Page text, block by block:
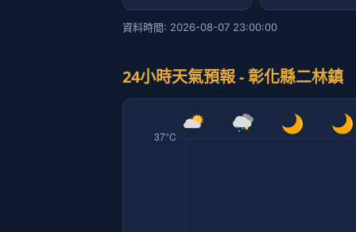
資料時間: 2026-08-07 23:00:00
24小時天氣預報 - 彰化縣二林鎮